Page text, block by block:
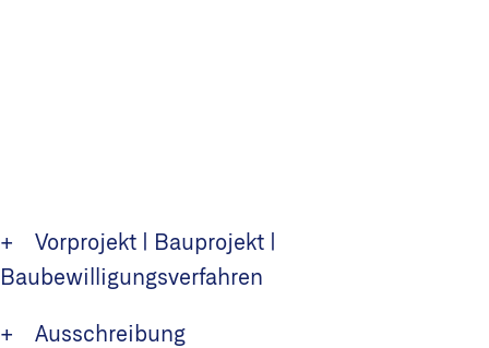
+ Vorprojekt | Bauprojekt |
Baubewilligungsverfahren
+ Ausschreibung